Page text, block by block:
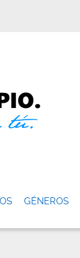
GÉNEROS